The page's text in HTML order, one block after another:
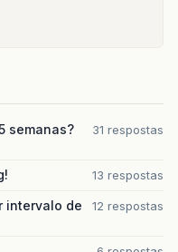
semanas?
31 respostas
13 respostas
intervalo de
12 respostas